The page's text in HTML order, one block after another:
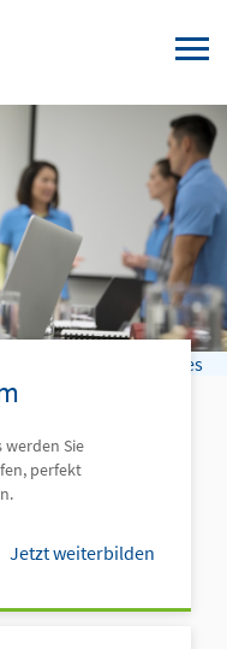
© Hero Images
werden Sie
perfekt
Jetzt weiterbilden